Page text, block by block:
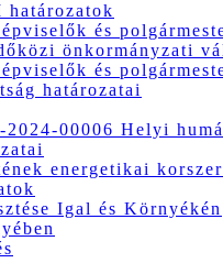
és
önkormányzati
és
határozatai
00006 Helyi
energetikai
Igal és Környékén